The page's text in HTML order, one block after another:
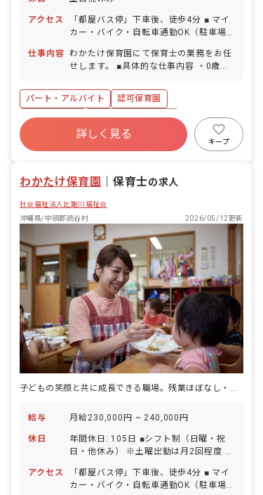
アクセス
「都屋バス停」下車後、徒歩4分 ■ マイ
カー・バイク・自転車通勤OK（駐車場
仕事内容 わかたけ保育園にて保育士の業務をお任
せします。 ■具体的な仕事内容 ・0歳～2
保育見守り・食事・お昼寝見守り・お掃
除など） ※基本的に同じクラスに配属さ
れます
パート・アルバイト
認可保育園
社会福祉法人
ボーナス・賞与あり
社会保険完備
土日祝休み
詳しく見る
キープ
わかたけ保育園 ｜保育士の求人
社会福祉法人比謝川福祉会
沖縄県/中頭郡読谷村
2026/05/12更新
給与 月給230,000円 ~ 240,000円
休日
年間休日: 105日 ■シフト制（日曜・祝
日・他休み） ※土曜出勤は月2回程度 ■
（12/29-1/3） ■有給休暇（取得率90％
／1時間単位での取得可／5日以上の連休
アクセス
「都屋バス停」下車後、徒歩4分 ■ マイ
カー・バイク・自転車通勤OK（駐車場